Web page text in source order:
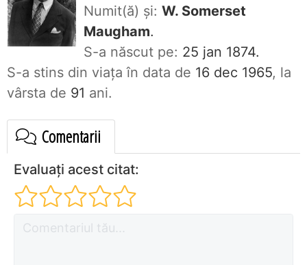
Numit(ă) și: W. Somerset
Maugham.
S-a născut pe: 25 jan 1874.
S-a stins din viaţa în data de 16 dec 1965, la
vârsta de 91 ani.
Comentarii
Evaluați acest citat: